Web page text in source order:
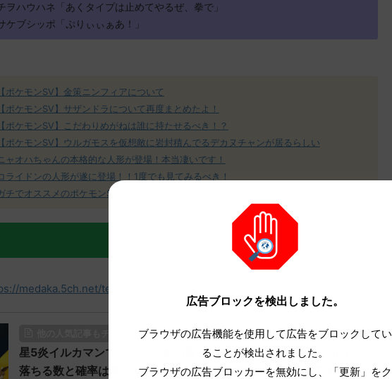
ヲハウハネ「あくタイプは止めてやるぜ、拳で」
ケブシッポ「ぷりぃぃぁあ！」
【ポケモンSV】金策ニンフィアについて
【ポケモンSV】サザンドラについて再度まとめたよ！
【ポケモンSV】こだわりめがねは誰に持たせるべき！？
【ポケモンSV】ウルガモスを仮想敵に岩封積んでるデカヌチャンが居るらしい
ャオハちゃんの本格的な人形が登場！本当凄いです！
ライドンの人形が遂に登場！！1度でも見てみるべき！
チでオススメのポケモンSVの攻略本はこれだ！
medaka.5ch.net/test/read.cgi/poke/1670672330/"
他の人気記事もチェック！
【ポケモンSV】星5レイドはどう？
星5炎イルカマンでスパイス4つ(苦1辛2酸1)落ちたけど 6の方が
落ちる数と確率は高い ☆５でもマリルリ脳死はらだいこですぐ
広告ブロックを検出しました。
ブラウザの広告機能を使用して広告をブロックしてい
ることが検出されました。
ブラウザの広告ブロッカーを無効にし、「更新」をク